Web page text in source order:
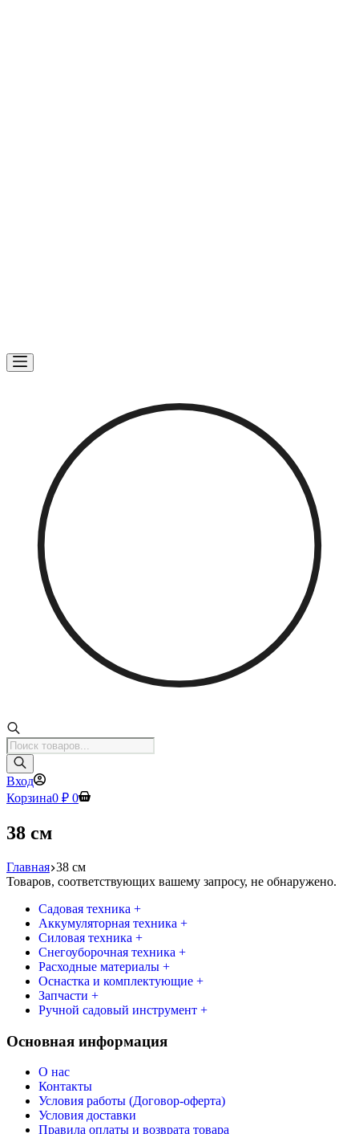
Поиск
товаров
Вход
Корзина0 ₽ 0
38 см
Главная 38 см
Товаров, соответствующих вашему запросу, не обнаружено.
Садовая техника +
Аккумуляторная техника +
Силовая техника +
Снегоуборочная техника +
Расходные материалы +
Оснастка и комплектующие +
Запчасти +
Ручной садовый инструмент +
Основная информация
О нас
Контакты
Условия работы (Договор-оферта)
Условия доставки
Правила оплаты и возврата товара